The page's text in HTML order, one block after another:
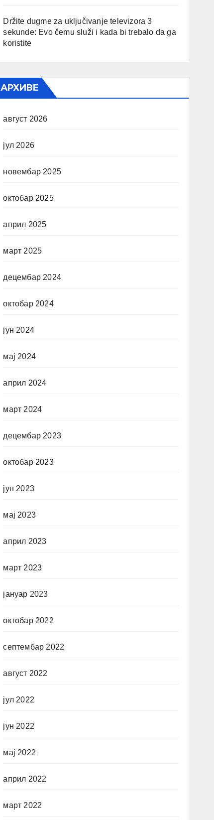
Držite dugme za uključivanje televizora 3
sekunde: Evo čemu služi i kada bi trebalo da ga
koristite
АРХИВЕ
август 2026
јул 2026
новембар 2025
октобар 2025
април 2025
март 2025
децембар 2024
октобар 2024
јун 2024
мај 2024
април 2024
март 2024
децембар 2023
октобар 2023
јун 2023
мај 2023
април 2023
март 2023
јануар 2023
октобар 2022
септембар 2022
август 2022
јул 2022
јун 2022
мај 2022
април 2022
март 2022